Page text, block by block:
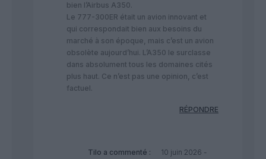
bien l’Airbus A350.
Le 777-300ER était un avion innovant et
qui correspondait bien aux besoins du
marché à son époque, mais c’est un avion
obsolète aujourd’hui. L’A350 le surclasse
dans absolument tous les domaines cités
plus haut. Ce n’est pas une opinion, c’est
factuel.
RÉPONDRE
Tilo a commenté :
10 juin 2026 -